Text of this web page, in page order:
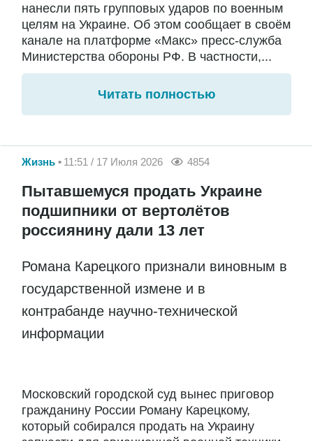
нанесли пять групповых ударов по военным
целям на Украине. Об этом сообщает в своём
канале на платформе «Макс» пресс-служба
Министерства обороны РФ. В частности,...
Читать полностью
Жизнь 11:51 / 17 Июля 2026 4854
Пытавшемуся продать Украине
подшипники от вертолётов
россиянину дали 13 лет
Романа Карецкого признали виновным в
государственной измене и в
контрабанде научно-технической
информации
Московский городской суд вынес приговор
гражданину России Роману Карецкому,
который собирался продать на Украину